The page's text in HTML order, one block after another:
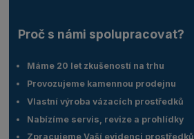
Proč s námi spolupracovat?
Máme 20 let zkušeností na trhu
Provozujeme kamennou prodejnu
Vlastní výroba vázacích prostředků
Nabízíme servis, revize a prohlídky
Zpracujeme Vaší evidenci prostředků